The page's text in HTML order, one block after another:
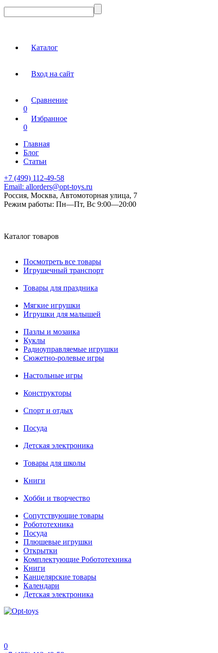
Каталог
Вход на сайт
Сравнение
0
Избранное
0
Главная
Блог
Статьи
+7 (499) 112-49-58
Email: allorders@opt-toys.ru
Россия, Москва, Автомоторная улица, 7
Режим работы: Пн—Пт, Вс 9:00—20:00
Каталог товаров
Посмотреть все товары
Игрушечный транспорт
Товары для праздника
Мягкие игрушки
Игрушки для малышей
Пазлы и мозаика
Куклы
Радиоуправляемые игрушки
Сюжетно-ролевые игры
Настольные игры
Конструкторы
Спорт и отдых
Посуда
Детская электроника
Товары для школы
Книги
Хобби и творчество
Сопутствующие товары
Робототехника
Посуда
Плюшевые игрушки
Открытки
Комплектующие Робототехника
Книги
Канцелярские товары
Календари
Детская электроника
0